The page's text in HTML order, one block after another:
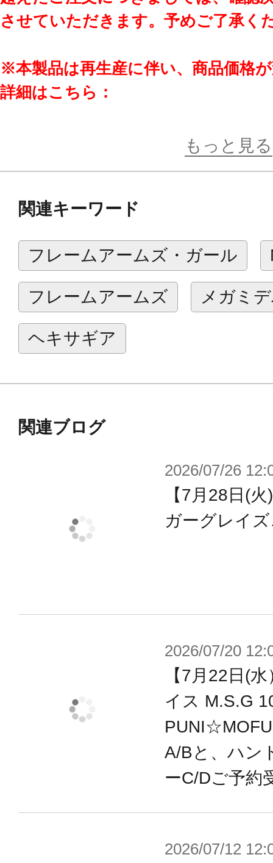
させていただきます。予めご了承く
※本製品は再生産に伴い、商品価格
詳細はこちら：
「SOLストライクラプター」！！
可動美少女素体にウェポンやアーマ
て式プラモデルシリーズです。
浅井真紀氏による設計素体“マシニ
黒星紅白氏＆柳瀬敬之氏が担当！
そして、大好評配信中のスマートフ
・SOLストライクラプターが『アリ
使用可能な専用ギア一式のプレゼン
・既存のラプターにホーネットのパ
グとデカールを一新したボリューム
アスタイルチェンジを楽しめます。
・新規デザインのマーキングをはじ
・1キャラにつき3種の塗装済み顔パ
・航空機をモチーフとしたアーマー
ド」と、アーマーを脱いだ「素体モ
・一部アーマーパーツはミミズク型
もっと見る
関連キーワード
フレームアームズ・ガール
フレームアームズ メガミ
ヘキサギア
関連ブログ
2026/07/26
【7月28日(
ガーグレイ
2026/07/20
【7月22日(
イス M.S.G
A/Bと、ハン
ーC/Dご予約
2026/07/12